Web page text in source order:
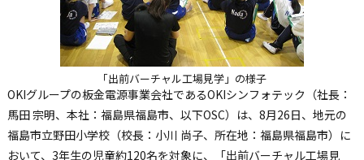
「出前バーチャル工場見学」の様子
OKIグループの板金電源事業会社であるOKIシンフォテック（社長：
馬田 宗明、本社：福島県福島市、以下OSC）は、8月26日、地元の
福島市立野田小学校（校長：小川 尚子、所在地：福島県福島市）に
おいて、3年生の児童約120名を対象に、「出前バーチャル工場見